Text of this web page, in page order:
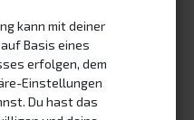
noch ihrer selbständigen
können.
Widerrufsrecht gilt
Angebote erfolgen
Allgemeinen
kann mit deiner
Basis eines
erfolgen, dem
Einstellungen
Du hast das